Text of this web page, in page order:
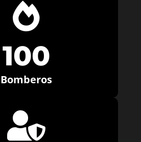

100
Bomberos
